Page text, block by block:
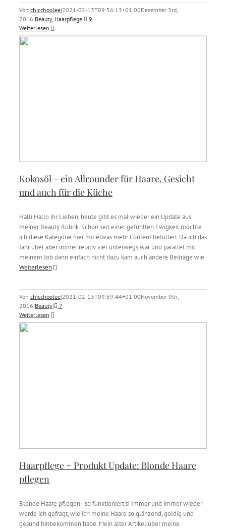
Von chicchoolee|2021-02-13T09:56:13+01:00Dezember 3rd,
2016|Beauty, Haarpflege|
9
Weiterlesen
Kokosöl – ein Allrounder für Haare, Gesicht
und auch für die Küche
Halli Hallo ihr Lieben, heute gibt es mal wieder ein Update aus
meiner Beauty Rubrik. Schon seit einer gefühlten Ewigkeit möchte
ich diese Kategorie hier mit etwas mehr Content befüllen. Da ich das
Jahr über aber immer relativ viel unterwegs war und parallel mit
meinem Job dann einfach nicht dazu kam auch andere Beiträge wie
Weiterlesen
Von chicchoolee|2021-02-13T09:59:44+01:00November 9th,
2016|Beauty|
7
Weiterlesen
Haarpflege + Produkt Update: Blonde Haare
pflegen
Blonde Haare pflegen - so funktioniert's! Immer und immer wieder
werde ich gefragt, wie ich meine Haare so glänzend, goldig und
gesund hinbekommen habe. Mein alter Artikel über meine